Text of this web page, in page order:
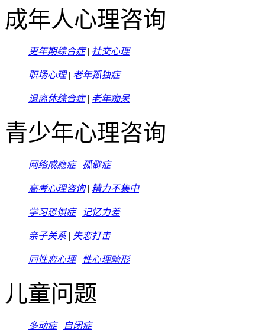
成年人心理咨询
更年期综合症| 社交心理
职场心理| 老年孤独症
退离休综合症| 老年痴呆
青少年心理咨询
网络成瘾症| 孤僻症
高考心理咨询| 精力不集中
学习恐惧症| 记忆力差
亲子关系 | 失恋打击
同性恋心理| 性心理畸形
儿童问题
多动症| 自闭症